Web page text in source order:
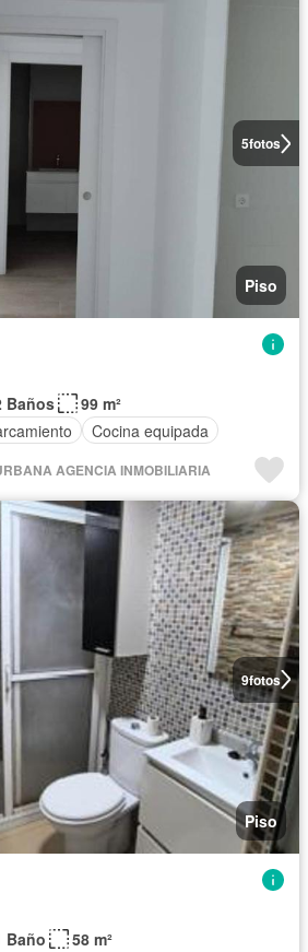
5fotos
Piso
Baños
99 m²
Cocina equipada
AGENCIA INMOBILIARIA
9fotos
Piso
Baño 58 m²